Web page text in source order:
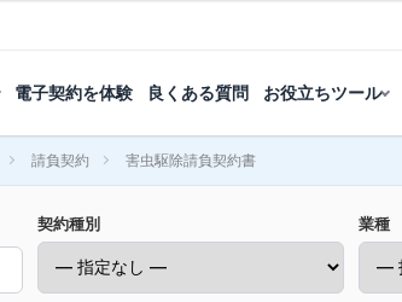
電子契約を体験 良くある質問 お役立ちツール
請負契約 害虫駆除請負契約書
契約種別 業種